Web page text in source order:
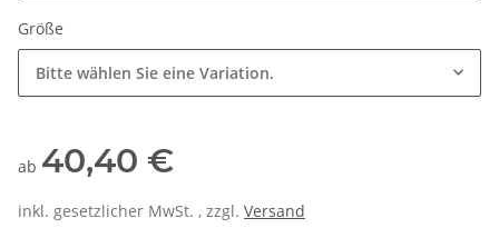
Größe
Bitte wählen Sie eine Variation.
ab 40,40 €
inkl. gesetzlicher MwSt. , zzgl. Versand